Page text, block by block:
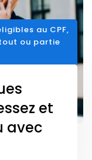
au CPF,
ou partie
et
avec